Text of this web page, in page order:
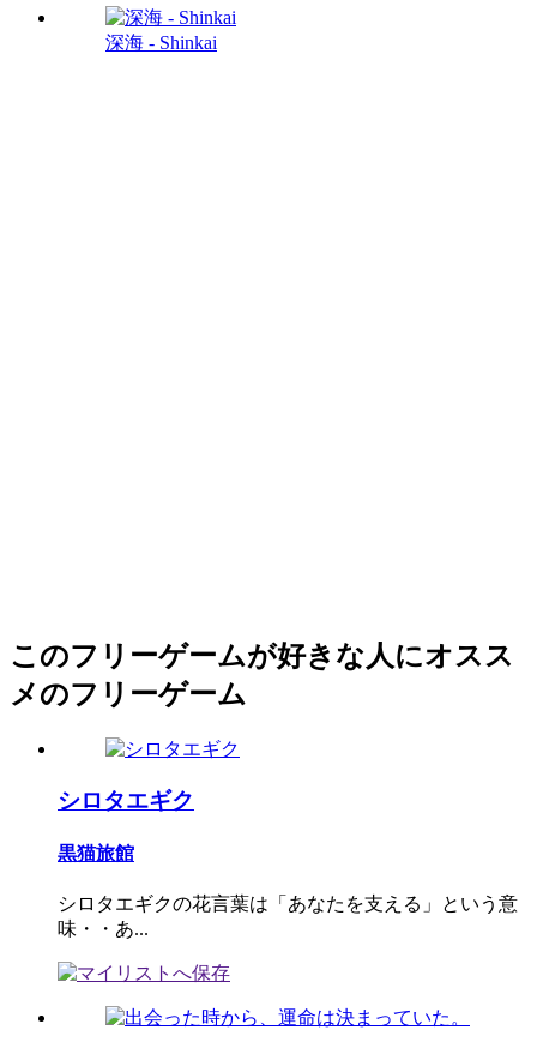
深海 - Shinkai
このフリーゲームが好きな人にオスス
メのフリーゲーム
シロタエギク
黒猫旅館
シロタエギクの花言葉は「あなたを支える」という意
味・・あ...